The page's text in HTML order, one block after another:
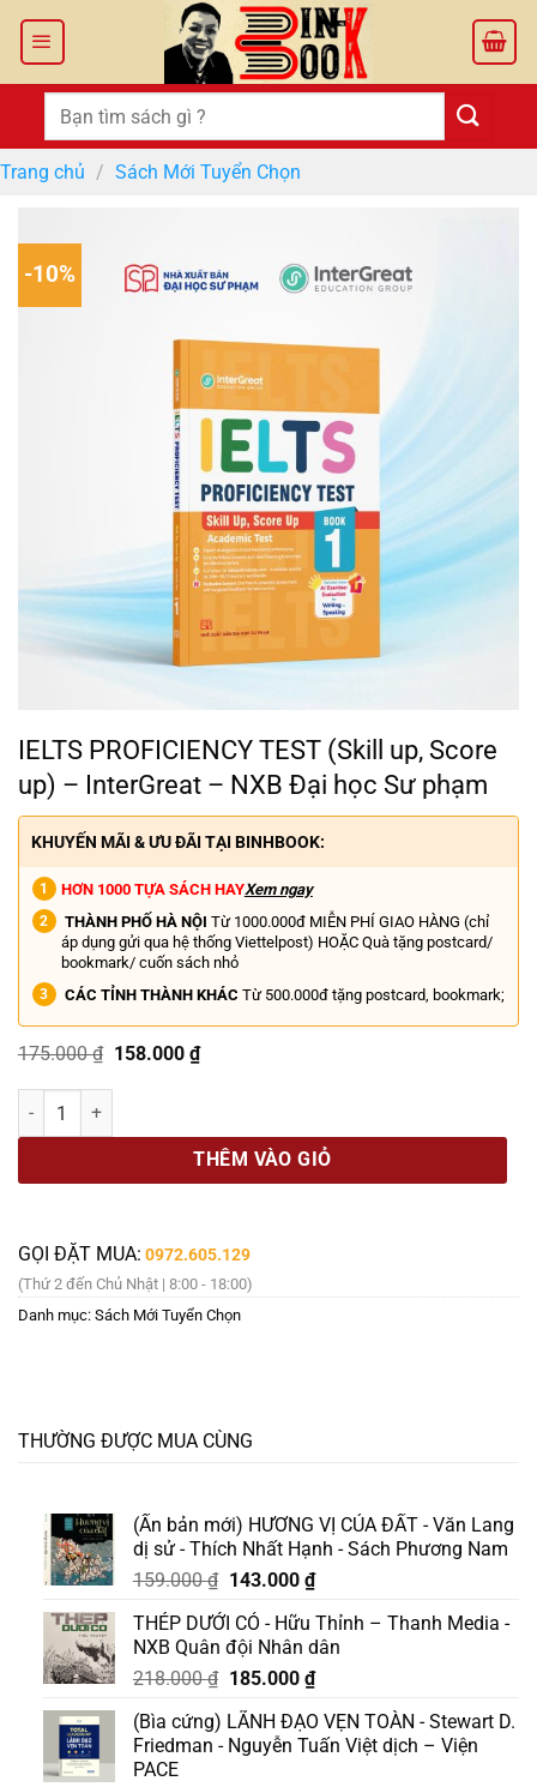
Tìm
kiếm:
Trang chủ / Sách Mới Tuyển Chọn
-10%
IELTS PROFICIENCY TEST (Skill up, Score
up) – InterGreat – NXB Đại học Sư phạm
KHUYẾN MÃI & ƯU ĐÃI TẠI BINHBOOK:
HƠN 1000 TỰA SÁCH HAYXem ngay
THÀNH PHỐ HÀ NỘI Từ 1000.000đ MIỄN PHÍ GIAO HÀNG (chỉ
áp dụng gửi qua hệ thống Viettelpost) HOẶC Quà tặng postcard/
bookmark/ cuốn sách nhỏ
CÁC TỈNH THÀNH KHÁC Từ 500.000đ tặng postcard, bookmark;
175.000₫ Giá
là:
158.000 ₫Giá
IELTS PROFICIENCY TEST (Skill up, Score up) – InterGreat – NXB
THÊM VÀO GIỎ
GỌI ĐẶT MUA: 0972.605.129
(Thứ 2 đến Chủ Nhật | 8:00 - 18:00)
Danh mục: Sách Mới Tuyển Chọn
THƯỜNG ĐƯỢC MUA CÙNG
(Ấn bản mới) HƯƠNG VỊ CỦA ĐẤT - Văn Lang
dị sử - Thích Nhất Hạnh - Sách Phương Nam
159.000₫ Giá
là:
159.000 ₫.
143.000 ₫Giá
tại
là:
143.000 ₫.
THÉP DƯỚI CỎ - Hữu Thỉnh – Thanh Media -
NXB Quân đội Nhân dân
218.000₫ Giá
là:
218.000 ₫.
185.000 ₫Giá
tại
là:
(Bìa cứng) LÃNH ĐẠO VẸN TOÀN - Stewart D.
Friedman - Nguyễn Tuấn Việt dịch – Viện
PACE